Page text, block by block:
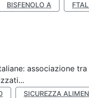
BISFENOLO A
associazione
SICUREZZA